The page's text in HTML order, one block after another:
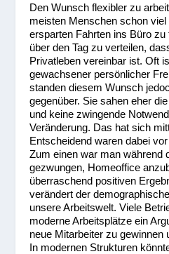
Den Wunsch flexibler zu
meisten Menschen schon
ersparten Fahrten ins Büro
über den Tag zu verteilen,
Privatleben vereinbar ist. Oft
gewachsener persönlicher
standen diesem Wunsch
gegenüber. Sie sahen eher
und keine zwingende
Veränderung. Das hat sich
Entscheidend waren dabei
Zum einen war man während
gezwungen, Homeoffice
überraschend positiven
verändert der
unsere Arbeitswelt. Viele
moderne Arbeitsplätze ein
neue Mitarbeiter zu gewinnen
In modernen Strukturen